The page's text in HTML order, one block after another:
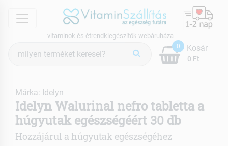
menu
vitaminok és étrendkiegészítők webáruháza
keresés
0
0 Ft
Kosár
Márka: Idelyn
Idelyn Walurinal nefro tabletta a
húgyutak egészségéért 30 db
Hozzájárul a húgyutak egészségéhez